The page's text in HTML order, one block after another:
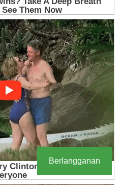
Berlangganan